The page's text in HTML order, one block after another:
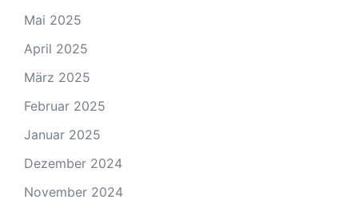
Mai 2025
April 2025
März 2025
Februar 2025
Januar 2025
Dezember 2024
November 2024